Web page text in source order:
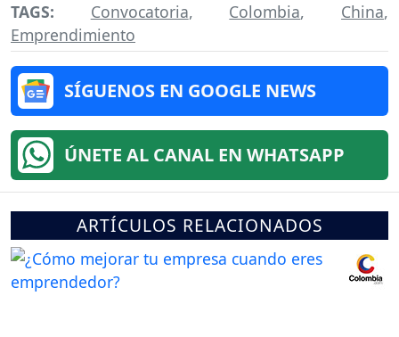
TAGS: Convocatoria, Colombia, China,
Emprendimiento
SÍGUENOS EN GOOGLE NEWS
ÚNETE AL CANAL EN WHATSAPP
ARTÍCULOS RELACIONADOS